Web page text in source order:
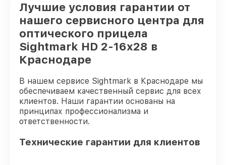
Лучшие условия гарантии от
нашего сервисного центра для
оптического прицела
Sightmark HD 2-16x28 в
Краснодаре
В нашем сервисе Sightmark в Краснодаре мы
обеспечиваем качественный сервис для всех
клиентов. Наши гарантии основаны на
принципах профессионализма и
ответственности.
Технические гарантии для клиентов